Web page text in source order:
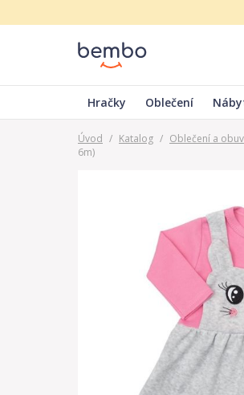
Hračky Oblečení
Úvod / Katalog / Oblečení a obuv
6m)